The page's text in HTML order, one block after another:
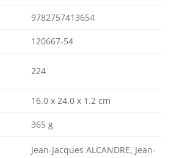
9782757413654
120667-54
224
16.0 x 24.0 x 1.2 cm
365 g
Jean-Jacques ALCANDRE, Jean-